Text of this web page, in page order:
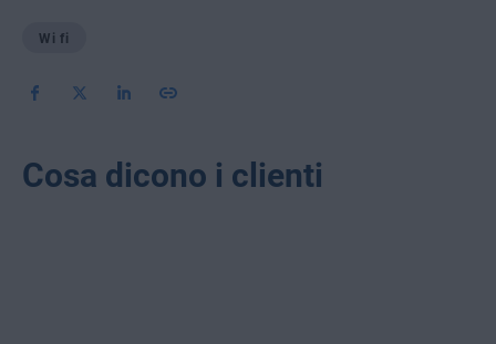
Wi fi
Cosa dicono i clienti